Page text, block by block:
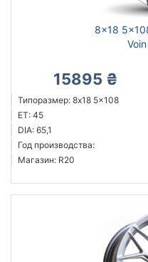
8x18
15895 ₴
Типоразмер: 8x18 5x108
ET: 45
DIA: 65,1
Год производства:
Магазин: R20